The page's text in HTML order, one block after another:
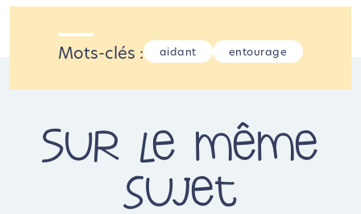
Mots-clés : aidant entourage
Sur le même
sujet